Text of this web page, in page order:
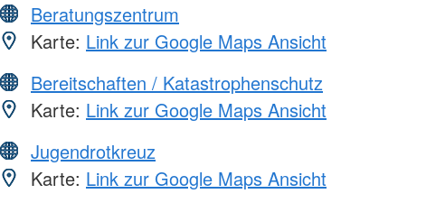
Beratungszentrum
Karte: Link zur Google Maps Ansicht
Bereitschaften / Katastrophenschutz
Karte: Link zur Google Maps Ansicht
Jugendrotkreuz
Karte: Link zur Google Maps Ansicht